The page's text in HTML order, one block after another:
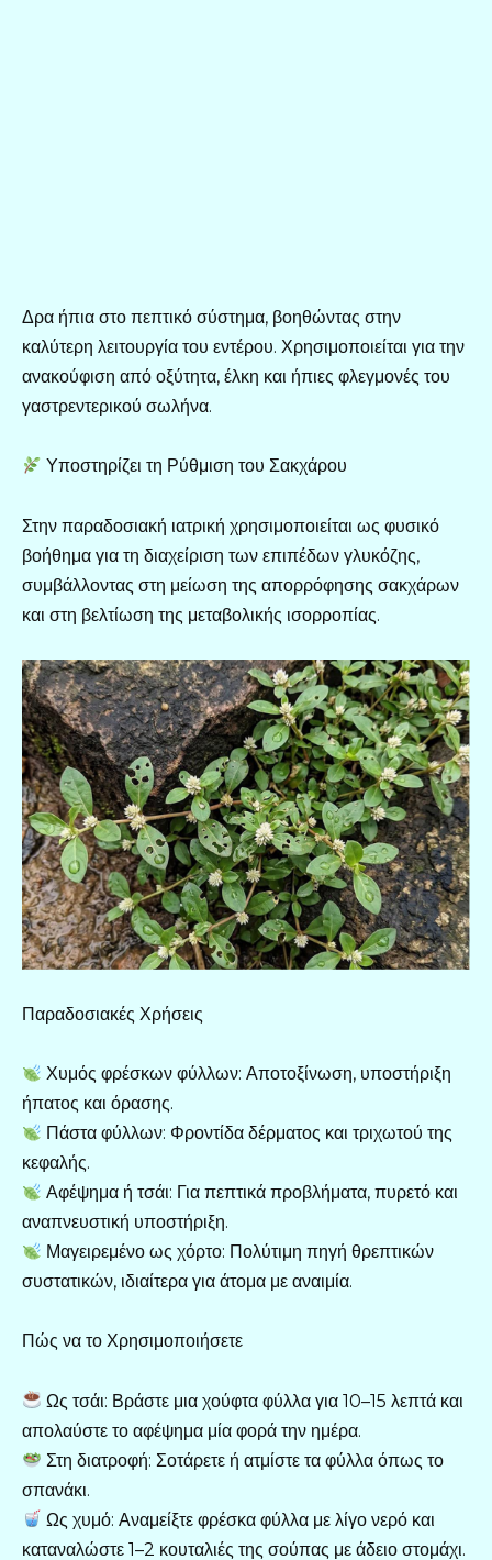
Δρα ήπια στο πεπτικό σύστημα, βοηθώντας στην
καλύτερη λειτουργία του εντέρου. Χρησιμοποιείται για την
ανακούφιση από οξύτητα, έλκη και ήπιες φλεγμονές του
γαστρεντερικού σωλήνα.
Υποστηρίζει τη Ρύθμιση του Σακχάρου
Στην παραδοσιακή ιατρική χρησιμοποιείται ως φυσικό
βοήθημα για τη διαχείριση των επιπέδων γλυκόζης,
συμβάλλοντας στη μείωση της απορρόφησης σακχάρων
και στη βελτίωση της μεταβολικής ισορροπίας.
Παραδοσιακές Χρήσεις
Χυμός φρέσκων φύλλων: Αποτοξίνωση, υποστήριξη
ήπατος και όρασης.
Πάστα φύλλων: Φροντίδα δέρματος και τριχωτού της
κεφαλής.
Αφέψημα ή τσάι: Για πεπτικά προβλήματα, πυρετό και
αναπνευστική υποστήριξη.
Μαγειρεμένο ως χόρτο: Πολύτιμη πηγή θρεπτικών
συστατικών, ιδιαίτερα για άτομα με αναιμία.
Πώς να το Χρησιμοποιήσετε
Ως τσάι: Βράστε μια χούφτα φύλλα για 10–15 λεπτά και
απολαύστε το αφέψημα μία φορά την ημέρα.
Στη διατροφή: Σοτάρετε ή ατμίστε τα φύλλα όπως το
σπανάκι.
Ως χυμό: Αναμείξτε φρέσκα φύλλα με λίγο νερό και
καταναλώστε 1–2 κουταλιές της σούπας με άδειο στομάχι.